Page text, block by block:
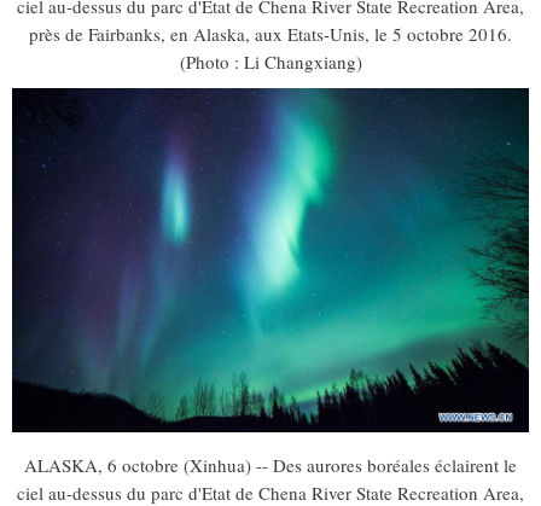
ciel au-dessus du parc d'Etat de Chena River State Recreation Area,
près de Fairbanks, en Alaska, aux Etats-Unis, le 5 octobre 2016.
(Photo : Li Changxiang)
ALASKA, 6 octobre (Xinhua) -- Des aurores boréales éclairent le
ciel au-dessus du parc d'Etat de Chena River State Recreation Area,